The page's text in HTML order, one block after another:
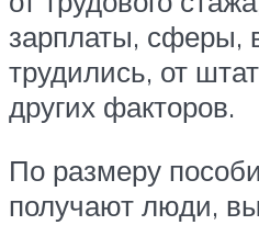
зарплаты, сферы,
трудились, от
других факторов.
По размеру
получают люди,